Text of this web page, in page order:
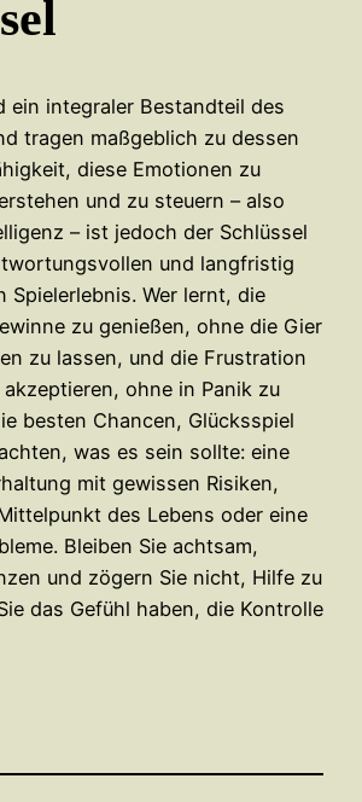
ein integraler Bestandteil des
tragen maßgeblich zu dessen
diese Emotionen zu
und zu steuern – also
– ist jedoch der Schlüssel
und langfristig
Spielerlebnis. Wer lernt, die
zu genießen, ohne die Gier
zu lassen, und die Frustration
ohne in Panik zu
besten Chancen, Glücksspiel
was es sein sollte: eine
mit gewissen Risiken,
des Lebens oder eine
Bleiben Sie achtsam,
und zögern Sie nicht, Hilfe zu
das Gefühl haben, die Kontrolle